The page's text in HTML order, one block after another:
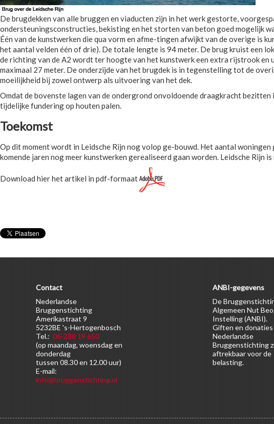
De brugdekken van alle bruggen en viaducten zijn in het werk gestorte,
ondersteuningsconstructies, bekisting en het storten van beton goed mogelijk
Één van de kunstwerken die qua vorm en afme-tingen afwijkt van de overige is
het aantal velden één of drie). De totale lengte is 94 meter. De brug kruist een
de richting van de A2 wordt ter hoogte van het kunstwerk een extra rijstrook
maximaal 27 meter. De onderzijde van het brugdek is in tegenstelling tot de
moeilijkheid bij zowel ontwerp als uitvoering van het dek.
Omdat de bovenste lagen van de ondergrond onvoldoende draagkracht
tijdelijke fundering op houten palen.
Toekomst
Op dit moment wordt in Leidsche Rijn nog volop ge-bouwd. Het aantal
komende jaren nog meer kunstwerken gerealiseerd gaan worden. Leidsche Rijn
Download hier het artikel in pdf-formaat
Contact
Nederlandse
Bruggenstichting
Amerikastraat 9
5232BE 's-Hertogenbosch
Tel.: 06-288 19 650
(op maandag, woensdag en
donderdag
tussen 08.30 en 12.00 uur)
E-mail:
info@bruggenstichting.nl
ANBI-gegevens
De
Algemeen Nut
Instelling (ANBI).
Giften en donaties
Nederlandse
Bruggenstichting
aftrekbaar voor de
belasting.